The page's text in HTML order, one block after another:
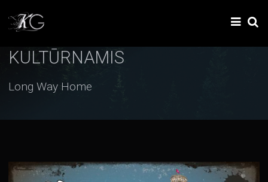
KULTŪRNAMIS
Long Way Home